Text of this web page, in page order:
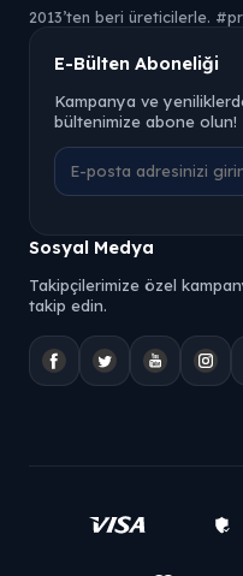
2013’ten beri üreticilerle.
E-Bülten Aboneliği
Kampanya ve
bültenimize abone olun!
Sosyal Medya
Takipçilerimize özel
takip edin.